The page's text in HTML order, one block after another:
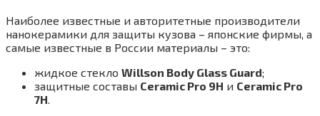
Наиболее известные и авторитетные производители
нанокерамики для защиты кузова – японские фирмы, а
самые известные в России материалы – это:
жидкое стекло Willson Body Glass Guard;
защитные составы Ceramic Pro 9H и Ceramic Pro
7H